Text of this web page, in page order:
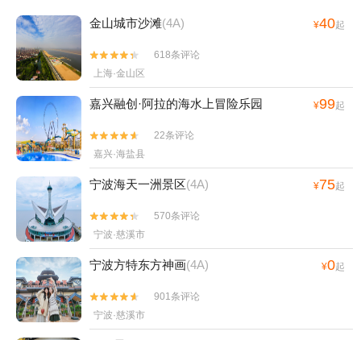
金山城市沙滩(4A) ¥40起


618条评论
上海·金山区
嘉兴融创·阿拉的海水上冒险乐园 ¥99起


22条评论
嘉兴·海盐县
宁波海天一洲景区(4A) ¥75起


570条评论
宁波·慈溪市
宁波方特东方神画(4A) ¥0起


901条评论
宁波·慈溪市